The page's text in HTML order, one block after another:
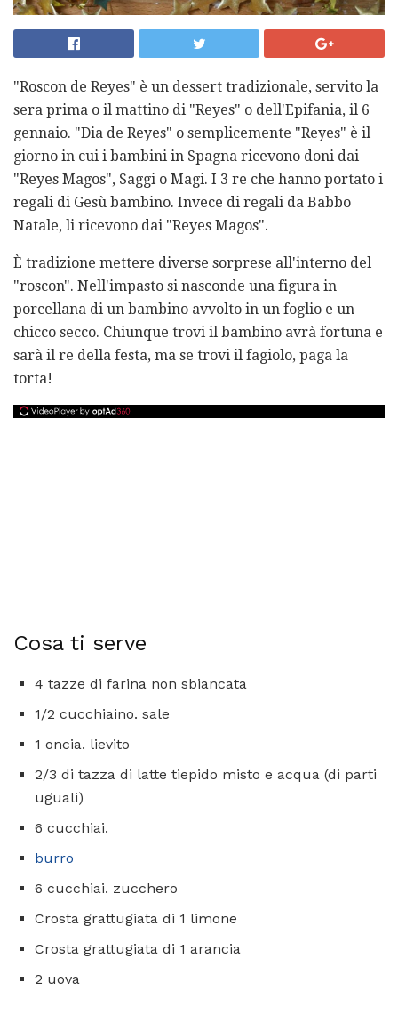
"Roscon de Reyes" è un dessert tradizionale, servito la
sera prima o il mattino di "Reyes" o dell'Epifania, il 6
gennaio. "Dia de Reyes" o semplicemente "Reyes" è il
giorno in cui i bambini in Spagna ricevono doni dai
"Reyes Magos", Saggi o Magi. I 3 re che hanno portato i
regali di Gesù bambino. Invece di regali da Babbo
Natale, li ricevono dai "Reyes Magos".
È tradizione mettere diverse sorprese all'interno del
"roscon". Nell'impasto si nasconde una figura in
porcellana di un bambino avvolto in un foglio e un
chicco secco. Chiunque trovi il bambino avrà fortuna e
sarà il re della festa, ma se trovi il fagiolo, paga la
torta!
Cosa ti serve
4 tazze di farina non sbiancata
1/2 cucchiaino. sale
1 oncia. lievito
2/3 di tazza di latte tiepido misto e acqua (di parti
uguali)
6 cucchiai.
burro
6 cucchiai. zucchero
Crosta grattugiata di 1 limone
Crosta grattugiata di 1 arancia
2 uova